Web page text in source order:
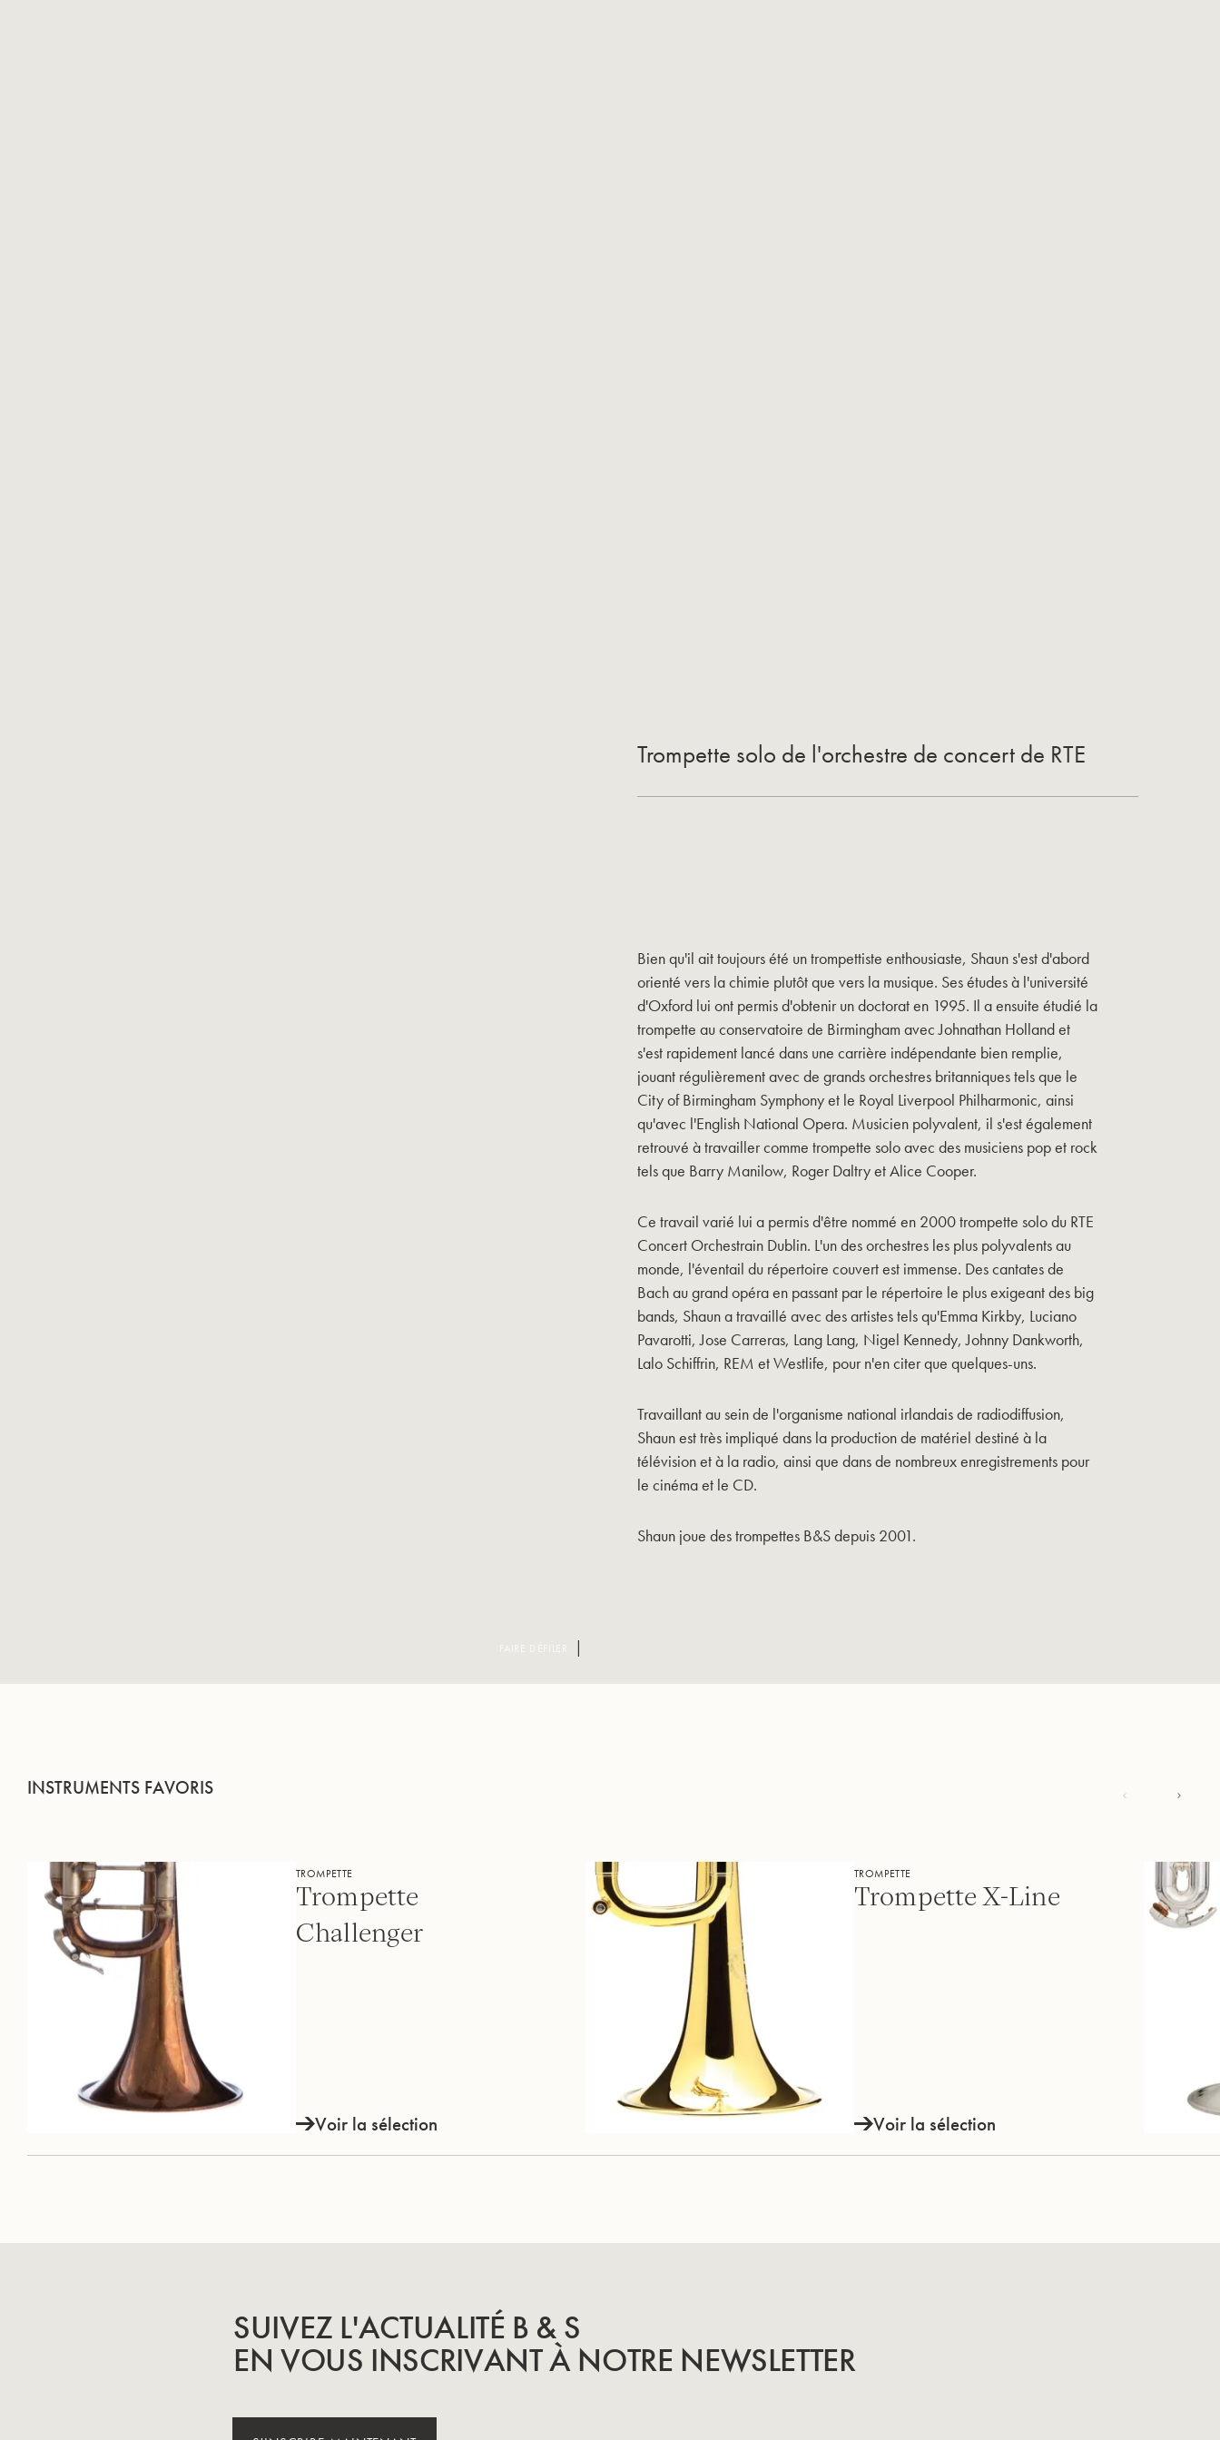
FAIRE DÉFILER
Trompette solo de l'orchestre de concert de RTE
Bien qu'il ait toujours été un trompettiste enthousiaste, Shaun s'est d'abord
orienté vers la chimie plutôt que vers la musique. Ses études à l'université
d'Oxford lui ont permis d'obtenir un doctorat en 1995. Il a ensuite étudié la
trompette au conservatoire de Birmingham avec Johnathan Holland et
s'est rapidement lancé dans une carrière indépendante bien remplie,
jouant régulièrement avec de grands orchestres britanniques tels que le
City of Birmingham Symphony et le Royal Liverpool Philharmonic, ainsi
qu'avec l'English National Opera. Musicien polyvalent, il s'est également
retrouvé à travailler comme trompette solo avec des musiciens pop et rock
tels que Barry Manilow, Roger Daltry et Alice Cooper.
Ce travail varié lui a permis d'être nommé en 2000 trompette solo du RTE
Concert Orchestrain Dublin. L'un des orchestres les plus polyvalents au
monde, l'éventail du répertoire couvert est immense. Des cantates de
Bach au grand opéra en passant par le répertoire le plus exigeant des big
bands, Shaun a travaillé avec des artistes tels qu'Emma Kirkby, Luciano
Pavarotti, Jose Carreras, Lang Lang, Nigel Kennedy, Johnny Dankworth,
Lalo Schiffrin, REM et Westlife, pour n'en citer que quelques-uns.
Travaillant au sein de l'organisme national irlandais de radiodiffusion,
Shaun est très impliqué dans la production de matériel destiné à la
télévision et à la radio, ainsi que dans de nombreux enregistrements pour
le cinéma et le CD.
Shaun joue des trompettes B&S depuis 2001.
INSTRUMENTS FAVORIS
TROMPETTE
Trompette
Challenger
Voir la sélection
TROMPETTE
Trompette X-Line
Voir la sélection
SUIVEZ L'ACTUALITÉ B & S
EN VOUS INSCRIVANT À NOTRE NEWSLETTER